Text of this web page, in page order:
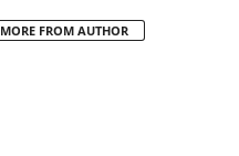
MORE FROM AUTHOR